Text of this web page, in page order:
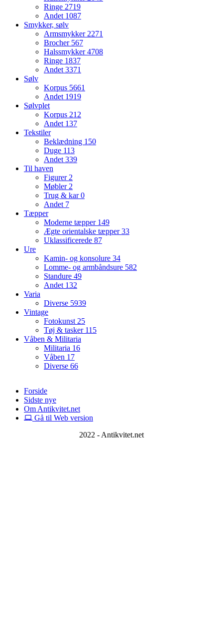
Ringe 2719
Andet 1087
Smykker, sølv
Armsmykker2271
Brocher 567
Halssmykker4708
Ringe 1837
Andet3371
Sølv
Korpus 5661
Andet 1919
Sølvplet
Korpus 212
Andet 137
Tekstiler
Beklædning 150
Duge 113
Andet339
Til haven
Figurer2
Møbler2
Trug & kar0
Andet 7
Tæpper
Moderne tæpper 149
Ægte orientalske tæpper33
Uklassificerede 87
Ure
Kamin- og konsolure 34
Lomme- og armbåndsure 582
Standure 49
Andet 132
Varia
Diverse 5939
Vintage
Fotokunst25
Tøj & tasker 115
Våben & Militaria
Militaria 16
Våben 17
Diverse 66
Forside
Sidste nye
Om Antikvitet.net
Gå til Web version
2022 - Antikvitet.net